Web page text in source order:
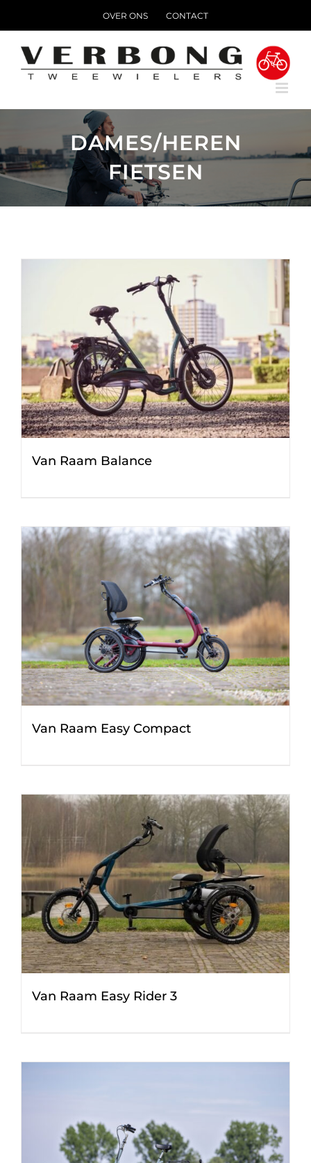
OVER ONS CONTACT
DAMES/HEREN
FIETSEN
Van Raam Balance
Van Raam Easy Compact
Van Raam Easy Rider 3